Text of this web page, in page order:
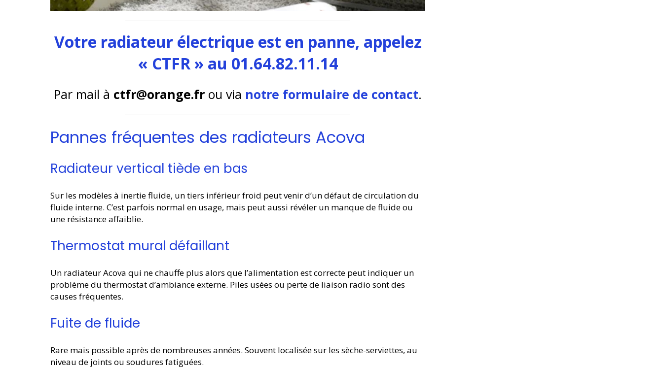
Votre radiateur électrique est en panne, appelez
« CTFR » au 01.64.82.11.14
Par mail à ctfr@orange.fr ou via notre formulaire de contact.
Pannes fréquentes des radiateurs Acova
Radiateur vertical tiède en bas
Sur les modèles à inertie fluide, un tiers inférieur froid peut venir d’un défaut de circulation du
fluide interne. C’est parfois normal en usage, mais peut aussi révéler un manque de fluide ou
une résistance affaiblie.
Thermostat mural défaillant
Un radiateur Acova qui ne chauffe plus alors que l’alimentation est correcte peut indiquer un
problème du thermostat d’ambiance externe. Piles usées ou perte de liaison radio sont des
causes fréquentes.
Fuite de fluide
Rare mais possible après de nombreuses années. Souvent localisée sur les sèche-serviettes, au
niveau de joints ou soudures fatiguées.